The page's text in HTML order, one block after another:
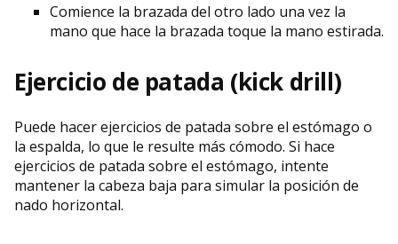
Comience la brazada del otro lado una vez la
mano que hace la brazada toque la mano estirada.
Ejercicio de patada (kick drill)
Puede hacer ejercicios de patada sobre el estómago o
la espalda, lo que le resulte más cómodo. Si hace
ejercicios de patada sobre el estómago, intente
mantener la cabeza baja para simular la posición de
nado horizontal.